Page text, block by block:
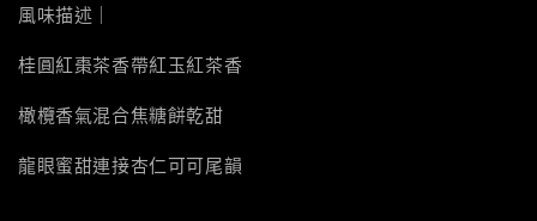
風味描述｜
桂圓紅棗茶香帶紅玉紅茶香
橄欖香氣混合焦糖餅乾甜
龍眼蜜甜連接杏仁可可尾韻